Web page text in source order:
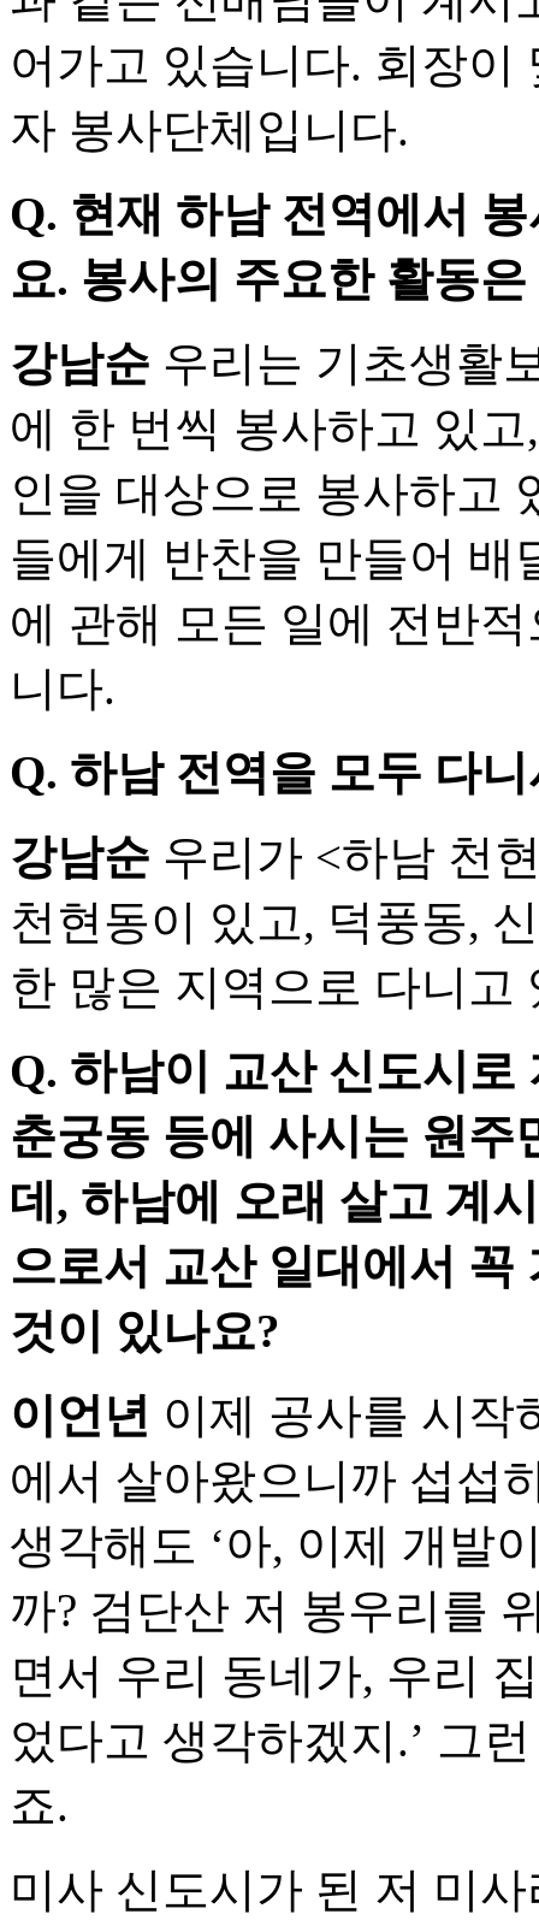
어가고 있습니다. 회장이
자 봉사단체입니다.
Q. 현재 하남 전역에서
요. 봉사의 주요한 활동
강남순 우리는 기초생활
에 한 번씩 봉사하고 있
인을 대상으로 봉사하고
들에게 반찬을 만들어 배
에 관해 모든 일에 전반
니다.
Q. 하남 전역을 모두 다
강남순 우리가 <하남 천
천현동이 있고, 덕풍동,
한 많은 지역으로 다니고
Q. 하남이 교산 신도시로
춘궁동 등에 사시는 원주
데, 하남에 오래 살고 계
으로서 교산 일대에서 꼭
것이 있나요?
이언년 이제 공사를 시작
에서 살아왔으니까 섭섭
생각해도 ‘아, 이제 개발
까? 검단산 저 봉우리를
면서 우리 동네가, 우리
었다고 생각하겠지.’ 그
죠.
미사 신도시가 된 저 미